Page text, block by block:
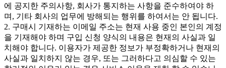
에 공지한 주의사항, 회사가 통지하는 사항을 준수하여야 하
며, 기타 회사의 업무에 방해되는 행위를 하여서는 안 됩니다.
2. 구매시 기재하는 이메일 주소는 현재 사용 중인 본인의 계정
을 기재해야 하며 구입 신청 양식의 내용은 현재의 사실과 일
치해야 합니다. 이용자가 제공한 정보가 부정확하거나 현재의
사실과 일치하지 않는 경우, 또는 그러하다고 의심할 수 있는